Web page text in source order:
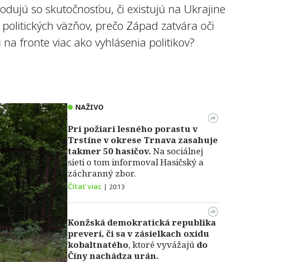
so skutočnosťou, či existujú na Ukrajine
väzňov, prečo Západ zatvára oči
fronte viac ako vyhlásenia politikov?
NAŽIVO
Pri požiari lesného porastu v
Trstíne v okrese Trnava zasahuje
takmer 50 hasičov. Na sociálnej
sieti o tom informoval Hasičský a
záchranný zbor.
Čítať viac | 20:13
Konžská demokratická republika
preverí, či sa v zásielkach oxidu
kobaltnatého, ktoré vyvážajú do
Číny nachádza urán.